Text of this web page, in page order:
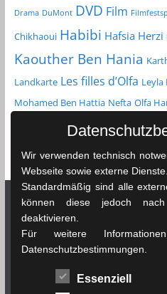
Drama DuMont DVD Film
Chikhaoui Habibi Hafsia Herzi
Kaouther Ben Hania
Landkarte Les filles d’Olfa Leyla
Mohamed Ben Hattia Nefta Olfa
Reiseführer
sprachenlernen24.de Straßenkarte
Tunis
Netzwerk
News & Infos Tunesien -
Das Wetter in Tunesien -
Wir verwenden technisch
Webseite sowie externe Dienste.
Standardmäßig sind alle
können diese jedoch
deaktivieren.
Für weitere
Datenschutzbestimmungen.
Essenziell